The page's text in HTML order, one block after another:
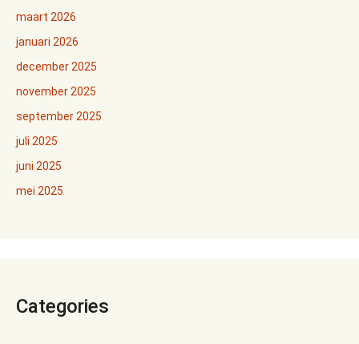
maart 2026
januari 2026
december 2025
november 2025
september 2025
juli 2025
juni 2025
mei 2025
Categories